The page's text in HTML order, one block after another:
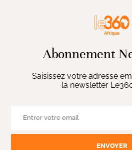
Abonnement
Saisissez votre adresse
la newsletter
ENVOYER